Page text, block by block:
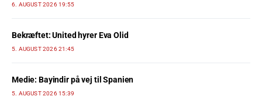
6. AUGUST 2026 19:55
Bekræftet: United hyrer Eva Olid
5. AUGUST 2026 21:45
Medie: Bayindir på vej til Spanien
5. AUGUST 2026 15:39